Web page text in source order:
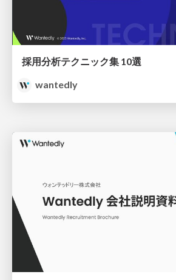
採用分析テクニック集 10選
wantedly